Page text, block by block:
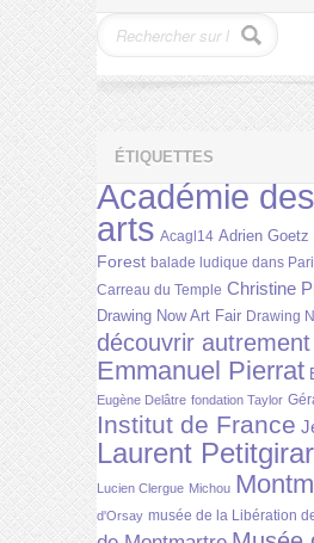
ÉTIQUETTES
Académie
arts Acagl14 Adrien Goetz
Forest balade ludique dans
Carreau du Temple Christine
Drawing Now Art Fair Drawing
découvrir
Emmanuel Pierrat
Eugène Delâtre fondation Taylor
Institut de France
Laurent
Lucien Clergue Michou
d'Orsay musée de la Libération